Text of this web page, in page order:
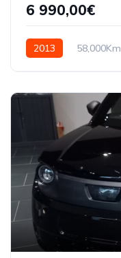
6 990,00€
2013 58,000Km